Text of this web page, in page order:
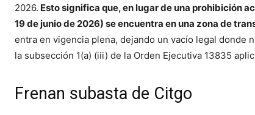
2026. Esto significa que, en lugar de una prohibición
19 de junio de 2026) se encuentra en una zona de
entra en vigencia plena, dejando un vacío legal donde
la subsección 1(a) (iii) de la Orden Ejecutiva 13835
Frenan subasta de Citgo